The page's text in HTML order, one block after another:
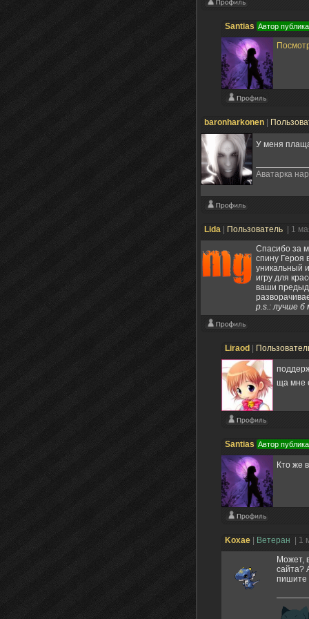
Santias Автор
baronharkonen
У меня
Аватарка
Lida Пользователь
| 1
Спасибо за
спину Героя
уникальный
игру для
ваши
p.s.: лучше
Liraod
ща мне
Santias Автор
Кто же
Koxae Ветеран
| 1
Может,
сайта?
пишите